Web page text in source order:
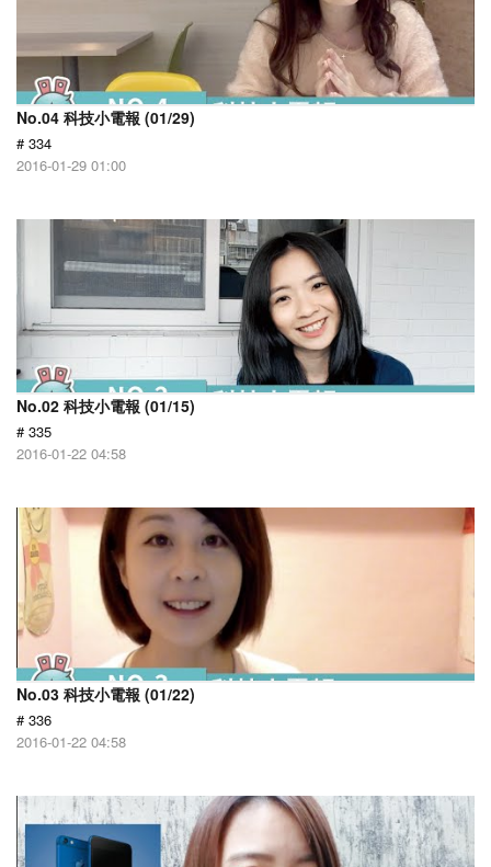
No.04 科技小電報 (01/29)
# 334
2016-01-29 01:00
No.02 科技小電報 (01/15)
# 335
2016-01-22 04:58
No.03 科技小電報 (01/22)
# 336
2016-01-22 04:58